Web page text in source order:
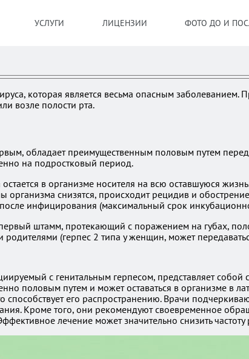
УСЛУГИ ЛИЦЕНЗИИ ФОТО ДО И
которая является весьма опасным
возле полости рта.
обладает преимущественным половым путем
на подростковый период.
в организме носителя на всю оставшуюся
снизятся, происходит рецидив и
инфицирования (максимальный срок
штамм, протекающий с поражением на губах,
(герпес 2 типа у женщин, может
с генитальным герпесом, представляет
половым путем и может оставаться в организме в
способствует его распространению. Врачи
Кроме того, они рекомендуют своевременное
лечение может значительно снизить